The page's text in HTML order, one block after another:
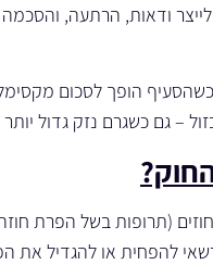
לייצר ודאות, הרתעה,
הופך לסכום
– גם כשגרם נזק גדול
להפחית או להגדיל את